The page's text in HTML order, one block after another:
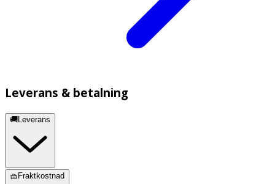
Leverans & betalning
🚚Leverans
🧺Fraktkostnad